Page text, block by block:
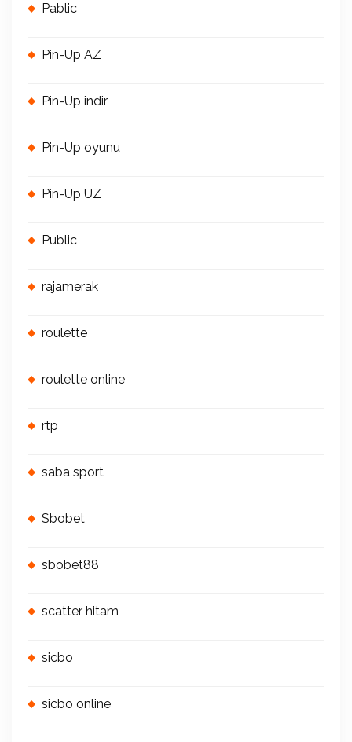
Pablic
Pin-Up AZ
Pin-Up indir
Pin-Up oyunu
Pin-Up UZ
Public
rajamerak
roulette
roulette online
rtp
saba sport
Sbobet
sbobet88
scatter hitam
sicbo
sicbo online